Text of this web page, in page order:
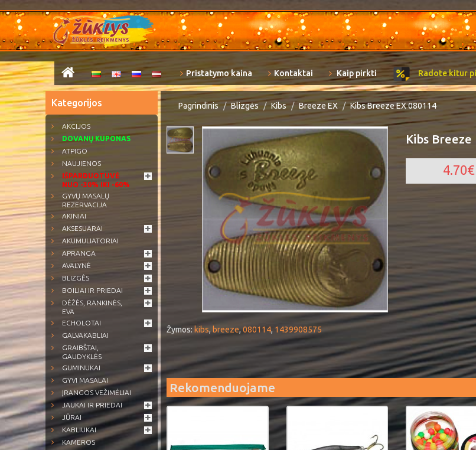
Pristatymo kaina Kontaktai Kaip pirkti Radote kitur
Kategorijos
AKCIJOS
DOVANŲ KUPONAS
ATPIGO
NAUJIENOS
IŠPARDUOTUVĖ
NUO -30% IKI -60%
GYVŲ MASALŲ
REZERVACIJA
AKINIAI
AKSESUARAI
AKUMULIATORIAI
APRANGA
AVALYNĖ
BLIZGĖS
BOILIAI IR PRIEDAI
DĖŽĖS, RANKINĖS,
EVA
ECHOLOTAI
GALVAKABLIAI
GRAIBŠTAI,
GAUDYKLĖS
GUMINUKAI
GYVI MASALAI
ĮRANGOS VEŽIMĖLIAI
JAUKAI IR PRIEDAI
JŪRAI
KABLIUKAI
KAMEROS
Pagrindinis Blizgės Kibs Breeze EX Kibs Breeze EX 080114
Kibs Breeze
4.70€
Žymos: kibs, breeze,080114, 1439908575
Rekomenduojame